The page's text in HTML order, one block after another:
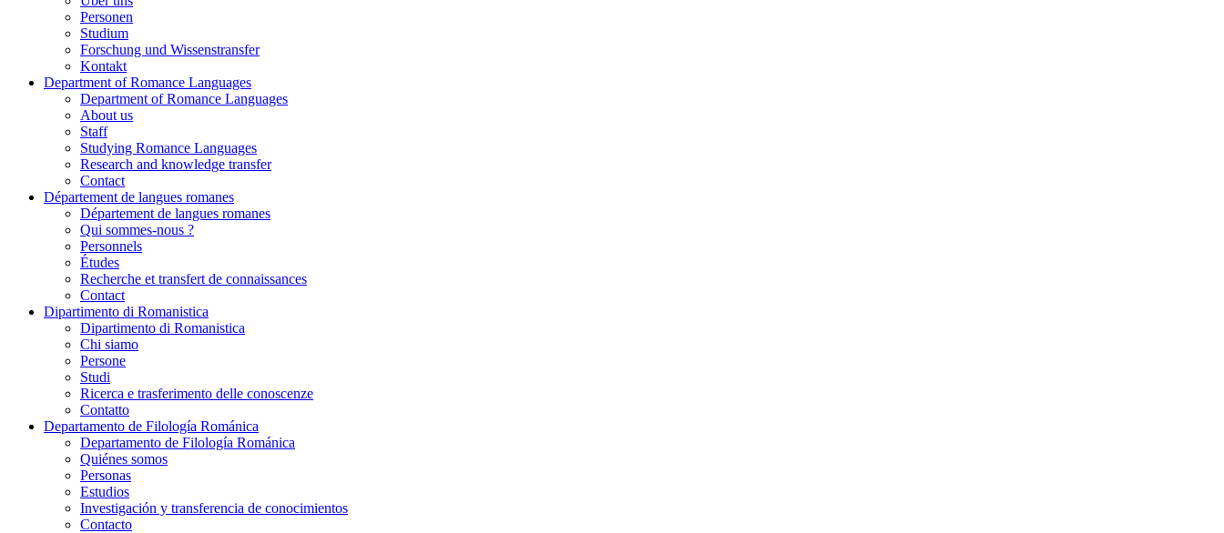
Personen
Studium
Forschung und Wissenstransfer
Kontakt
Department of Romance Languages
Department of Romance Languages
About us
Staff
Studying Romance Languages
Research and knowledge transfer
Contact
Département de langues romanes
Département de langues romanes
Qui sommes-nous ?
Personnels
Études
Recherche et transfert de connaissances
Contact
Dipartimento di Romanistica
Dipartimento di Romanistica
Chi siamo
Persone
Studi
Ricerca e trasferimento delle conoscenze
Contatto
Departamento de Filología Románica
Departamento de Filología Románica
Quiénes somos
Personas
Estudios
Investigación y transferencia de conocimientos
Contacto